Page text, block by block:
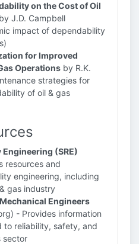
on the Cost of Oil
by J.D. Campbell
impact of dependability
for Improved
Operations by R.K.
strategies for
of oil & gas
(SRE)
resources and
engineering, including
gas industry
Engineers
- Provides information
to reliability, safety, and
sector